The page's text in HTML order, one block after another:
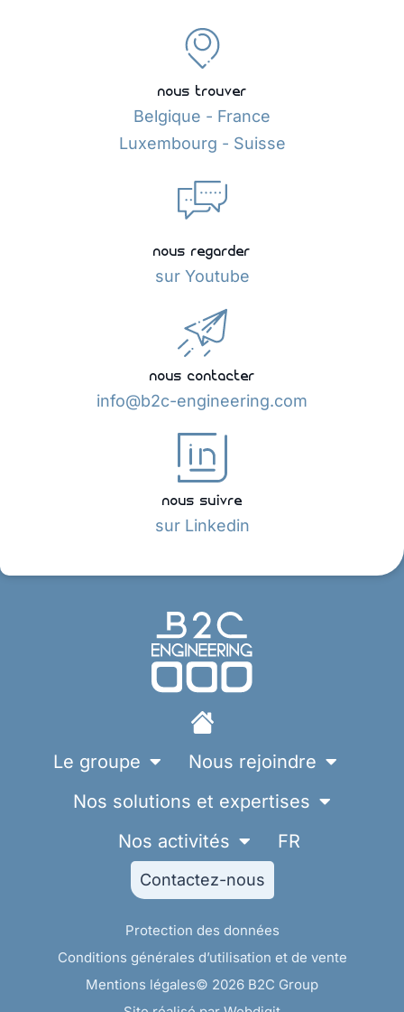
nous trouver
Belgique - France
Luxembourg - Suisse
nous regarder
sur Youtube
nous contacter
info@b2c-engineering.com
nous suivre
sur Linkedin
Le groupe
Nous rejoindre
Nos solutions et expertises
Nos activités
FR
Contactez-nous
Protection des données
Conditions générales d’utilisation et de vente
Mentions légales© 2026 B2C Group